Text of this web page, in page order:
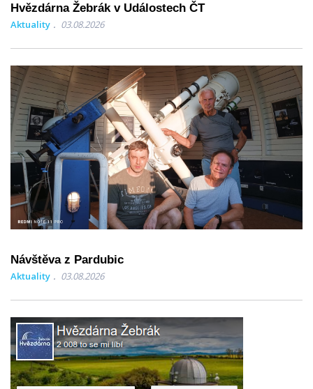
Hvězdárna Žebrák v Událostech ČT
Aktuality 03.08.2026
Návštěva z Pardubic
Aktuality 03.08.2026